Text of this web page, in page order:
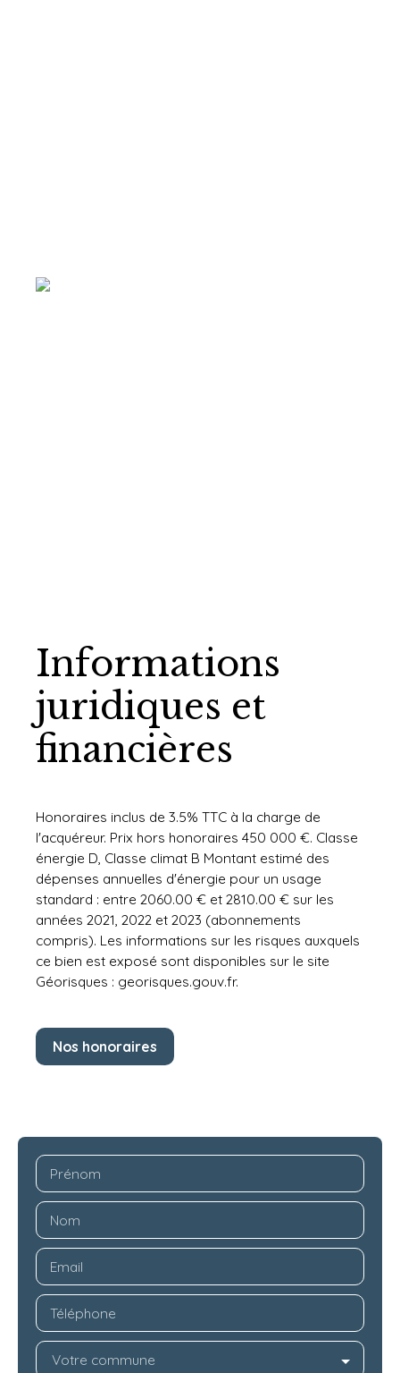
Informations
juridiques et
financières
Honoraires inclus de 3.5% TTC à la charge de
l'acquéreur. Prix hors honoraires 450 000 €. Classe
énergie D, Classe climat B Montant estimé des
dépenses annuelles d'énergie pour un usage
standard : entre 2060.00 € et 2810.00 € sur les
années 2021, 2022 et 2023 (abonnements
compris). Les informations sur les risques auxquels
ce bien est exposé sont disponibles sur le site
Géorisques : georisques.gouv.fr.
Nos honoraires
Prénom
Nom
Email
Téléphone
Votre commune